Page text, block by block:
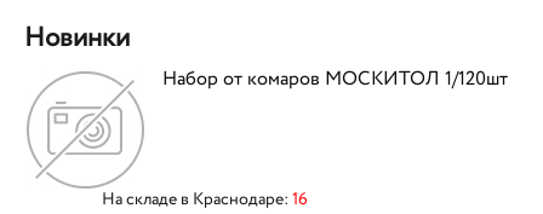
Новинки
Набор от комаров МОСКИТОЛ 1/120шт
На складе в Краснодаре: 16